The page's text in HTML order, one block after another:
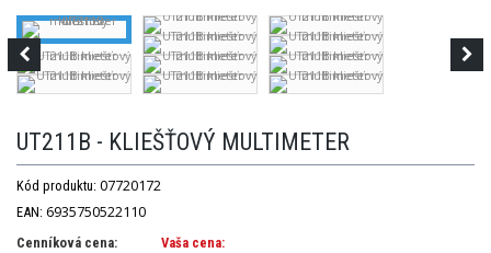
UT211B - KLIEŠŤOVÝ MULTIMETER
Kód produktu: 07720172
EAN: 6935750522110
Cenníková cena:
Vaša cena: